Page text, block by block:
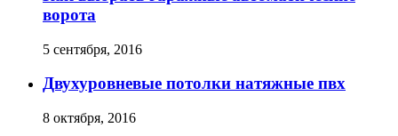
ворота
5 сентября, 2016
Двухуровневые потолки натяжные пвх
8 октября, 2016